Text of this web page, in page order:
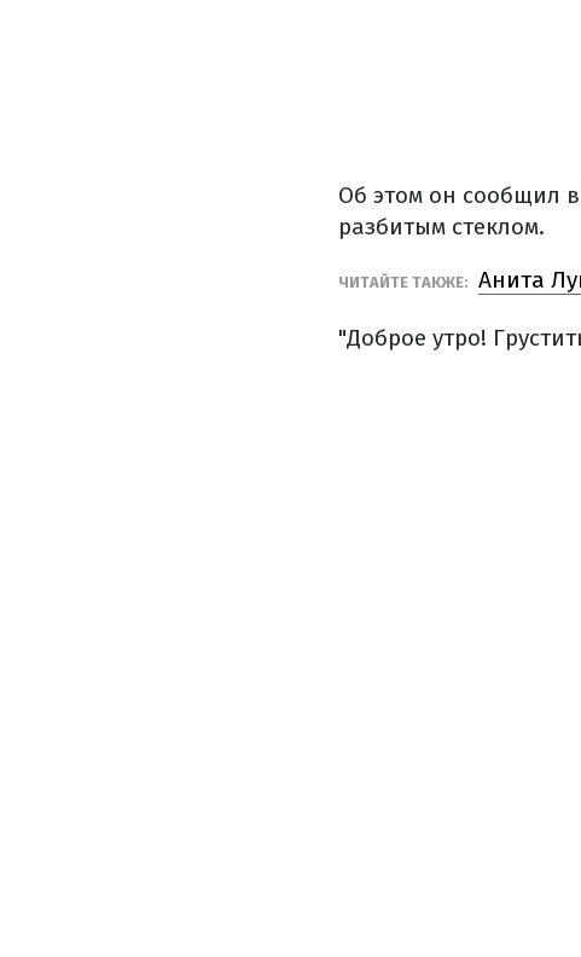
Об этом он сообщил
разбитым стеклом.
ЧИТАЙТЕ ТАКЖЕ: Анита
"Доброе утро!